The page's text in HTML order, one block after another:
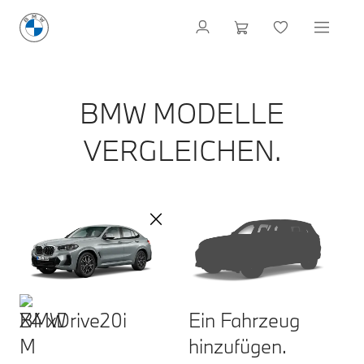
BMW MODELLE
VERGLEICHEN.
X4 xDrive20i
Ein Fahrzeug
hinzufügen.